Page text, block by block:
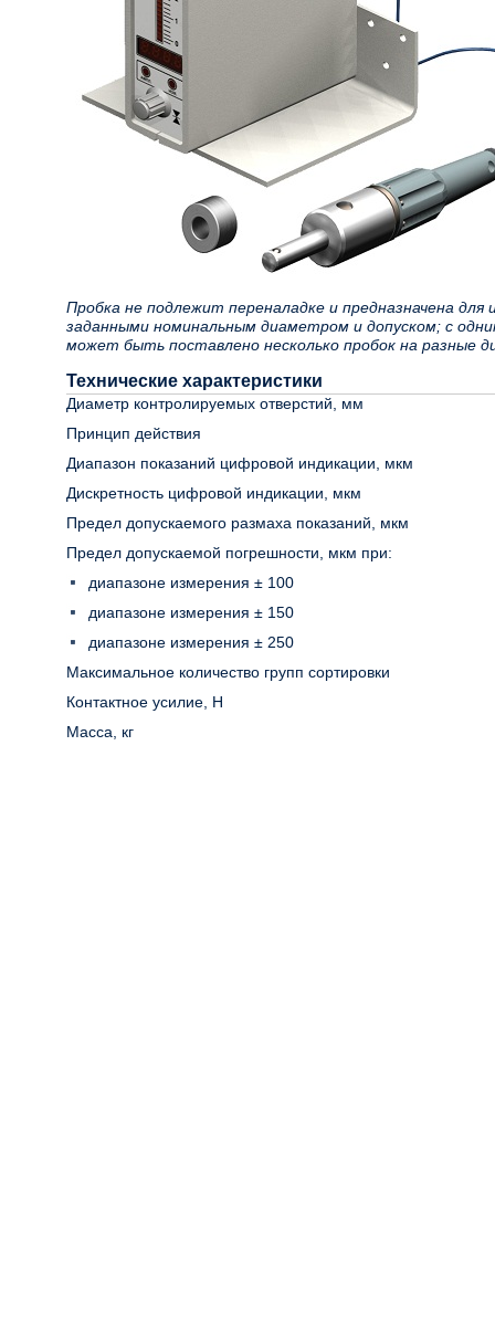
Пробка не подлежит переналадке и предназначена для
заданными номинальным диаметром и допуском; с
может быть поставлено несколько пробок на разные
Технические характеристики
Диаметр контролируемых отверстий, мм
Принцип действия
Диапазон показаний цифровой индикации, мкм
Дискретность цифровой индикации, мкм
Предел допускаемого размаха показаний, мкм
Предел допускаемой погрешности, мкм при:
диапазоне измерения ± 100
диапазоне измерения ± 150
диапазоне измерения ± 250
Максимальное количество групп сортировки
Контактное усилие, Н
Масса, кг